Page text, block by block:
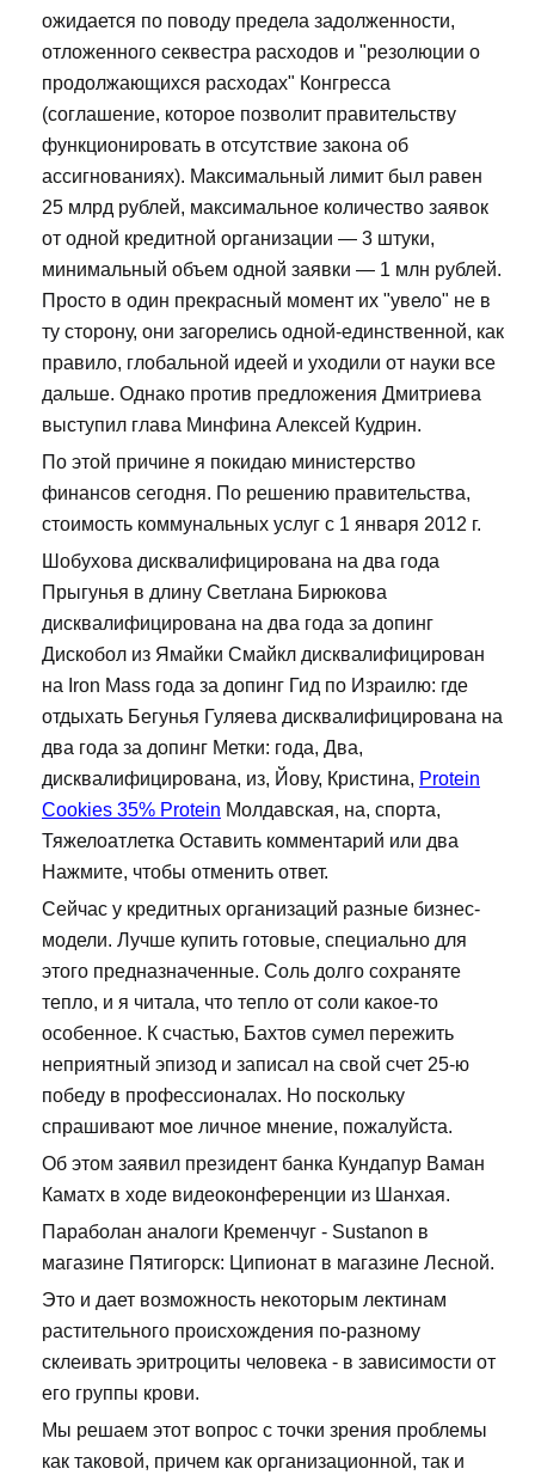
ожидается по поводу предела задолженности,
отложенного секвестра расходов и "резолюции о
продолжающихся расходах" Конгресса
(соглашение, которое позволит правительству
функционировать в отсутствие закона об
ассигнованиях). Максимальный лимит был равен
25 млрд рублей, максимальное количество заявок
от одной кредитной организации — 3 штуки,
минимальный объем одной заявки — 1 млн рублей.
Просто в один прекрасный момент их "увело" не в
ту сторону, они загорелись одной-единственной, как
правило, глобальной идеей и уходили от науки все
дальше. Однако против предложения Дмитриева
выступил глава Минфина Алексей Кудрин.
По этой причине я покидаю министерство
финансов сегодня. По решению правительства,
стоимость коммунальных услуг с 1 января 2012 г.
Шобухова дисквалифицирована на два года
Прыгунья в длину Светлана Бирюкова
дисквалифицирована на два года за допинг
Дискобол из Ямайки Смайкл дисквалифицирован
на Iron Mass года за допинг Гид по Израилю: где
отдыхать Бегунья Гуляева дисквалифицирована на
два года за допинг Метки: года, Два,
дисквалифицирована, из, Йову, Кристина, Protein
Cookies 35% Protein Молдавская, на, спорта,
Тяжелоатлетка Оставить комментарий или два
Нажмите, чтобы отменить ответ.
Сейчас у кредитных организаций разные бизнес-
модели. Лучше купить готовые, специально для
этого предназначенные. Соль долго сохраняте
тепло, и я читала, что тепло от соли какое-то
особенное. К счастью, Бахтов сумел пережить
неприятный эпизод и записал на свой счет 25-ю
победу в профессионалах. Но поскольку
спрашивают мое личное мнение, пожалуйста.
Об этом заявил президент банка Кундапур Ваман
Каматх в ходе видеоконференции из Шанхая.
Параболан аналоги Кременчуг - Sustanon в
магазине Пятигорск: Ципионат в магазине Лесной.
Это и дает возможность некоторым лектинам
растительного происхождения по-разному
склеивать эритроциты человека - в зависимости от
его группы крови.
Мы решаем этот вопрос с точки зрения проблемы
как таковой, причем как организационной, так и